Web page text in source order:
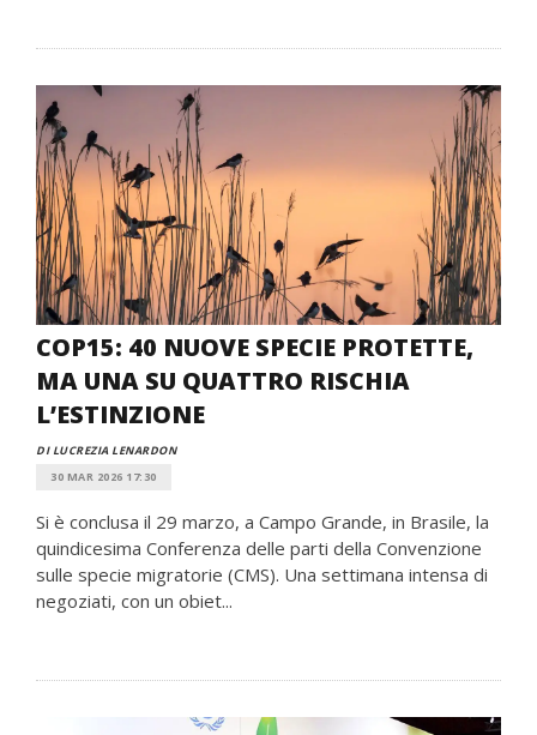
COP15: 40 NUOVE SPECIE PROTETTE,
MA UNA SU QUATTRO RISCHIA
L’ESTINZIONE
DI LUCREZIA LENARDON
30 MAR 2026 17:30
Si è conclusa il 29 marzo, a Campo Grande, in Brasile, la
quindicesima Conferenza delle parti della Convenzione
sulle specie migratorie (CMS). Una settimana intensa di
negoziati, con un obiet...